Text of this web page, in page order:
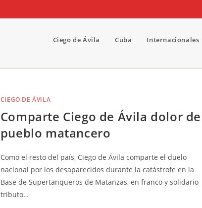
Ciego de Ávila Cuba Internacionales
CIEGO DE ÁVILA
Comparte Ciego de Ávila dolor
pueblo matancero
Como el resto del país, Ciego de Ávila comparte el duelo
nacional por los desaparecidos durante la catástrofe en la
Base de Supertanqueros de Matanzas, en franco y solidario
tributo…